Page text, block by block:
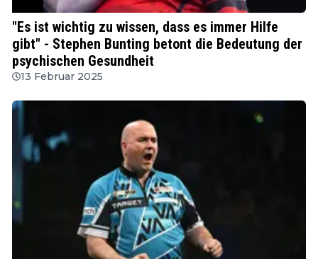
"Es ist wichtig zu wissen, dass es immer Hilfe
gibt" - Stephen Bunting betont die Bedeutung der
psychischen Gesundheit
13 Februar 2025